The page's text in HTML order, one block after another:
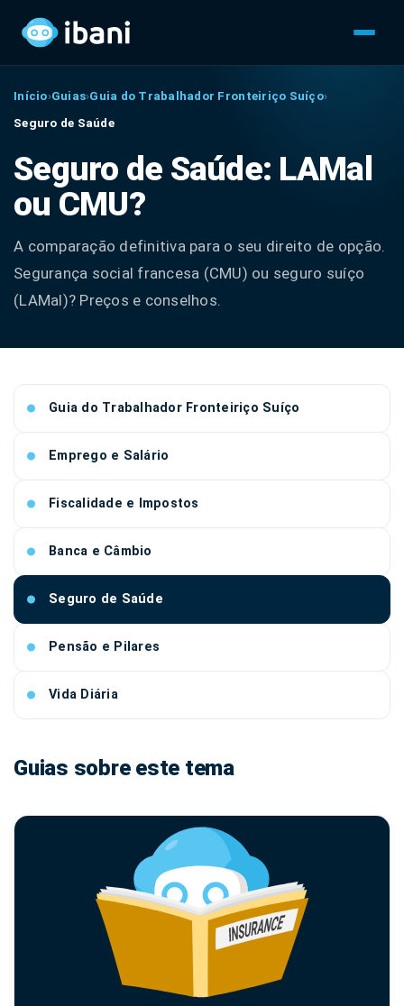
Início›Guias›Guia do Trabalhador Fronteiriço Suíço›
Seguro de Saúde
Seguro de Saúde: LAMal
ou CMU?
A comparação definitiva para o seu direito de opção.
Segurança social francesa (CMU) ou seguro suíço
(LAMal)? Preços e conselhos.
Guia do Trabalhador Fronteiriço Suíço
Emprego e Salário
Fiscalidade e Impostos
Banca e Câmbio
Seguro de Saúde
Pensão e Pilares
Vida Diária
Guias sobre este tema